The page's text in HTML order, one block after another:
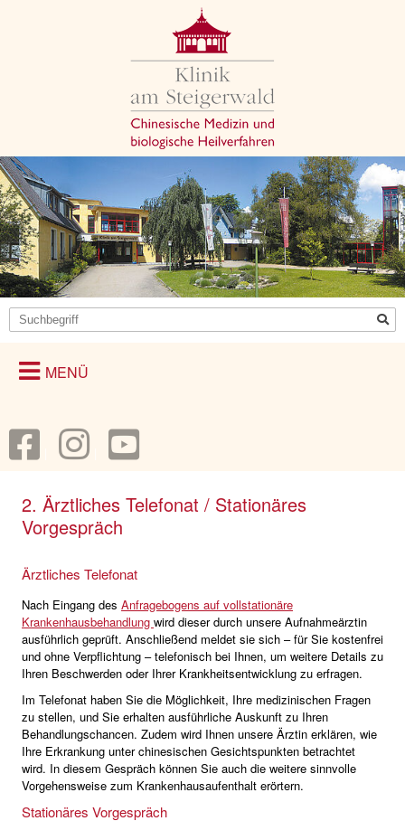
2. Ärztliches Telefonat / Stationäres
Vorgespräch
Ärztliches Telefonat
Nach Eingang des Anfragebogens auf vollstationäre
Krankenhausbehandlung wird dieser durch unsere Aufnahmeärztin
ausführlich geprüft. Anschließend meldet sie sich – für Sie kostenfrei
und ohne Verpflichtung – telefonisch bei Ihnen, um weitere Details zu
Ihren Beschwerden oder Ihrer Krankheitsentwicklung zu erfragen.
Im Telefonat haben Sie die Möglichkeit, Ihre medizinischen Fragen
zu stellen, und Sie erhalten ausführliche Auskunft zu Ihren
Behandlungschancen. Zudem wird Ihnen unsere Ärztin erklären, wie
Ihre Erkrankung unter chinesischen Gesichtspunkten betrachtet
wird. In diesem Gespräch können Sie auch die weitere sinnvolle
Vorgehensweise zum Krankenhausaufenthalt erörtern.
Stationäres Vorgespräch